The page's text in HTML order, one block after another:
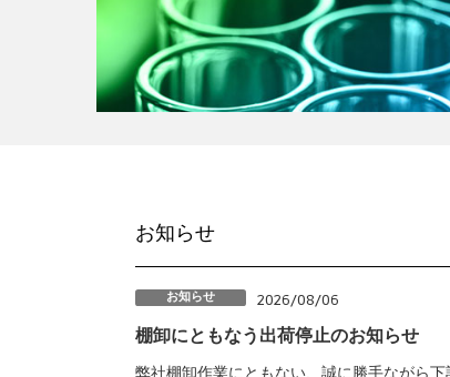
お知らせ
お知らせ 2026/08/06
棚卸にともなう出荷停止のお知らせ
弊社棚卸作業にともない、誠に勝手ながら